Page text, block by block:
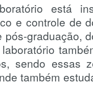
está
e controle de
graduação,
sendo essas
também